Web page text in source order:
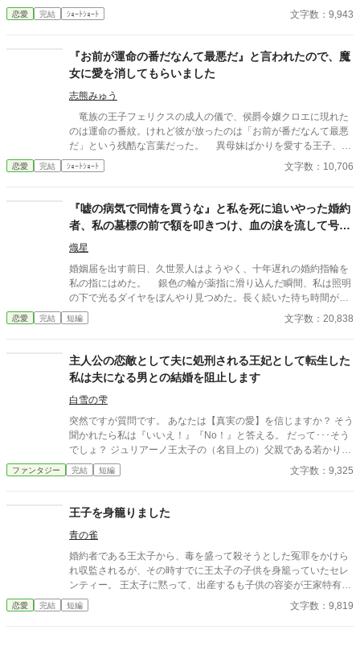
そんなのお口に入らないよぉ～♡」 そんな関係のあたしたち。 で
もある日トイレであたしはアレが来そうなのになかなか来ないの
お腹が出て来てる!?」 お姉ちゃんの秘密の悩みです。
恋愛 完結 ｼｮｰﾄｼｮｰﾄ 文字数：9,943
『お前が運命の番だなんて最悪だ』と言われたので、魔
女に愛を消してもらいました
志熊みゅう
竜族の王子フェリクスの成人の儀で、侯爵令嬢クロエに現れた
のは運命の番紋。けれど彼が放ったのは「お前が番だなんて最悪
だ」という残酷な言葉だった。 異母妹ばかりを愛する王子、家
族に疎まれる日々に耐えきれなくなったクロエは、半地下に住む
魔女へ願う。「この愛を消してください」と。 恋も嫉妬も失
から使者が現れる。異母妹の魅了が暴かれ、王子は今さら真実の
愛を誓うが、クロエの心にはもう何も響かない。愛されなかった
令嬢と、愛を取り戻したい竜王子。番たちの行く末は――。
恋愛 完結 ｼｮｰﾄｼｮｰﾄ 文字数：10,706
『嘘の病気で同情を買うな』と私を死に追いやった婚約
者、私の墓標の前で額を叩きつけ、血の涙を流して号泣
する大破滅！
熾星
婚姻届を出す前日、久世景人はようやく、十年遅れの婚約指輪を
私の指にはめた。 銀色の輪が薬指に滑り込んだ瞬間、私は照明
の下で光るダイヤをぼんやり見つめた。長く続いた待ち時間が、
やっと終わったような気がした。けれど次の瞬間、彼は私の手を
見下ろし、まるで似合わない品物を評するように静かな声で言っ
を失った。 景人はそのまま私の指先を取ると、さっきはめたば
かりの指輪を抜き取った。十年待ち続けた指輪は、彼の手のひら
の上で冷たく光っていた。 「この指輪、瑠奈の手にあったほうが
似合うと思う」 私は手を引き戻し、信じられない思いで彼を見
た。 「どういう意味？ 瑠奈と結婚するつもりなの？」 景人は
目を伏せ、指輪の縁を指先でなぞった。まるで、たいしたことで
はない問いを少し考えているだけのようだった。 「そこまでじゃ
ない。ただ、会えない時間が長くなると、どうしても瑠奈のこと
を考えるんだ」 その瞬間、私は自分がどうやってあのタワーマ
恋愛 完結 短編 文字数：20,838
主人公の恋敵として夫に処刑される王妃として転生した
私は夫になる男との結婚を阻止します
白雪の雫
突然ですが質問です。 あなたは【真実の愛】を信じますか？ そう
聞かれたら私は『いいえ！』『No！』と答える。 だって･･･そう
でしょ？ ジュリアーノ王太子の（名目上の）父親である若かりし
頃の陛下曰く「私と彼女は真実の愛で結ばれている」という何が
何だか訳の分からない理屈で、婚約者だった大臣の姫ではなく平
になった女は庭師と不倫して不義の子を儲け、その不義の子こと
ジュリアーノは陛下が側室にも成れない身分の低い女が産んだ息
子のユーリアを後宮に入れて妃のように扱っているのよーーー
っ！！！ 私とジュリアーノの結婚は王太子の後見になって欲しい
と陛下から土下座をされてまで請われたもの。 それなのに･･･ジ
ュリアーノは私を後宮の片隅に追いやりユーリアと毎晩「アッ
ー！」をするにしてもベルフィーネという存在が邪魔という理由
ファンタジー 完結 短編 文字数：9,325
王子を身籠りました
青の雀
婚約者である王太子から、毒を盛って殺そうとした冤罪をかけら
れ収監されるが、その時すでに王太子の子供を身籠っていたセレ
ンティー。 王太子に黙って、出産するも子供の容姿が王家特有の
金髪金眼だった。 再び、王太子が毒を盛られ、死にかけた時、我
が子と対面するが…というお話。
恋愛 完結 短編 文字数：9,819